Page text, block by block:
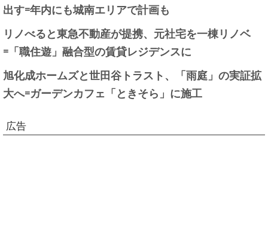
出す=年内にも城南エリアで計画も
リノべると東急不動産が提携、元社宅を一棟リノベ
=「職住遊」融合型の賃貸レジデンスに
旭化成ホームズと世田谷トラスト、「雨庭」の実証拡
大へ=ガーデンカフェ「ときそら」に施工
広告